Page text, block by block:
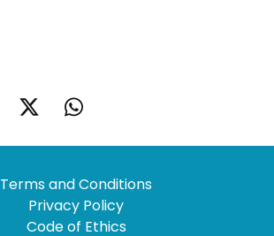
Terms and Conditions
Privacy Policy
Code of Ethics